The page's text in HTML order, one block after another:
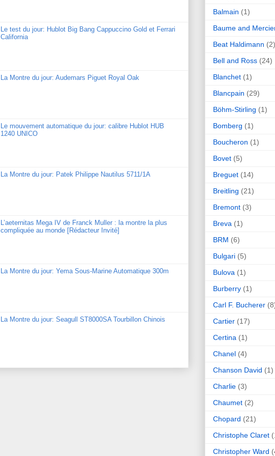
Le test du jour: Hublot Big Bang Cappuccino Gold et Ferrari
California
La Montre du jour: Audemars Piguet Royal Oak
Le mouvement automatique du jour: calibre Hublot HUB
1240 UNICO
La Montre du jour: Patek Philippe Nautilus 5711/1A
L’aeternitas Mega IV de Franck Muller : la montre la plus
compliquée au monde [Rédacteur Invité]
La Montre du jour: Yema Sous-Marine Automatique 300m
La Montre du jour: Seagull ST8000SA Tourbillon Chinois
Balmain (1)
Baume and
Beat Haldimann (2)
Bell and Ross (24)
Blanchet (1)
Blancpain (29)
Böhm-Stirling (1)
Bomberg (1)
Boucheron (1)
Bovet (5)
Breguet (14)
Breitling (21)
Bremont (3)
Breva (1)
BRM (6)
Bulgari (5)
Bulova (1)
Burberry (1)
Carl F. Bucherer
Cartier (17)
Certina (1)
Chanel (4)
Chanson David (1)
Charlie (3)
Chaumet (2)
Chopard (21)
Christophe Claret
Christopher Ward